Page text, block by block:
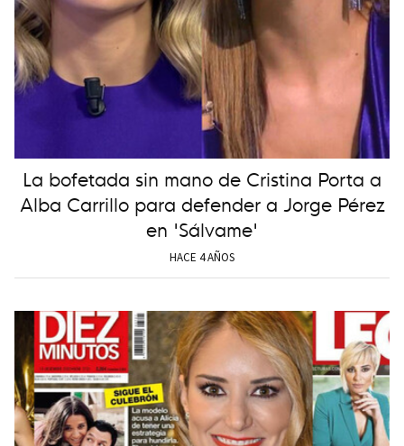
La bofetada sin mano de Cristina Porta a
Alba Carrillo para defender a Jorge Pérez
en 'Sálvame'
HACE 4 AÑOS